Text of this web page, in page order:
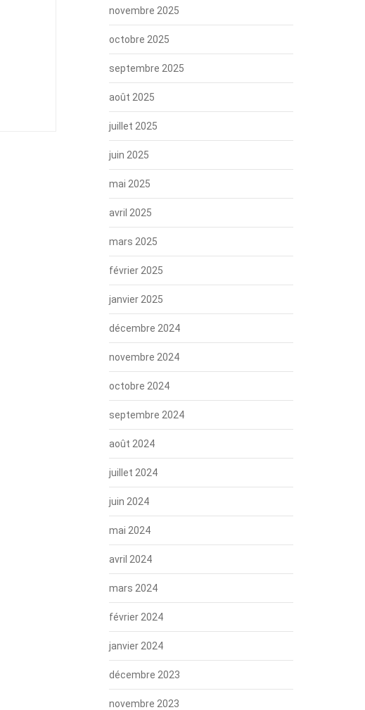
novembre 2025
octobre 2025
septembre 2025
août 2025
juillet 2025
juin 2025
mai 2025
avril 2025
mars 2025
février 2025
janvier 2025
décembre 2024
novembre 2024
octobre 2024
septembre 2024
août 2024
juillet 2024
juin 2024
mai 2024
avril 2024
mars 2024
février 2024
janvier 2024
décembre 2023
novembre 2023